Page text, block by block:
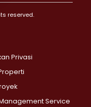
>
reserved.
Privasi
Service